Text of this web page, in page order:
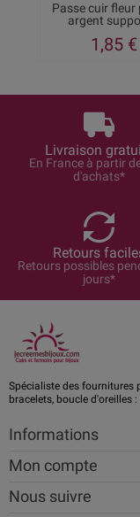
Passe cuir fleur
argent
1,85 €
Livraison
En France à partir
d'achats*
Retours
Retours possibles
jours*
Spécialiste des fournitures
bracelets, boucle d'oreilles
Informations
Mon compte
Nous suivre